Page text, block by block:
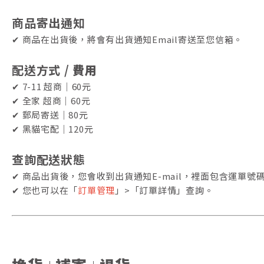
商品寄出通知
✔ 商品在出貨後，將會有出貨通知Email寄送至您信箱。
配送方式 / 費用
✔ 7-11 超商｜60元
✔ 全家 超商 ｜60元
✔ 郵局寄送 ｜80元
✔ 黑貓宅配 ｜120元
查詢配送狀態
✔ 商品出貨後，您會收到出貨通知E-mail，裡面包含運單號
✔ 您也可以在「訂單管理 」>「訂單詳情」查詢。